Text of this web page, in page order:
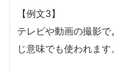
【例文3】
テレビや動画の撮影
じ意味でも使われます。